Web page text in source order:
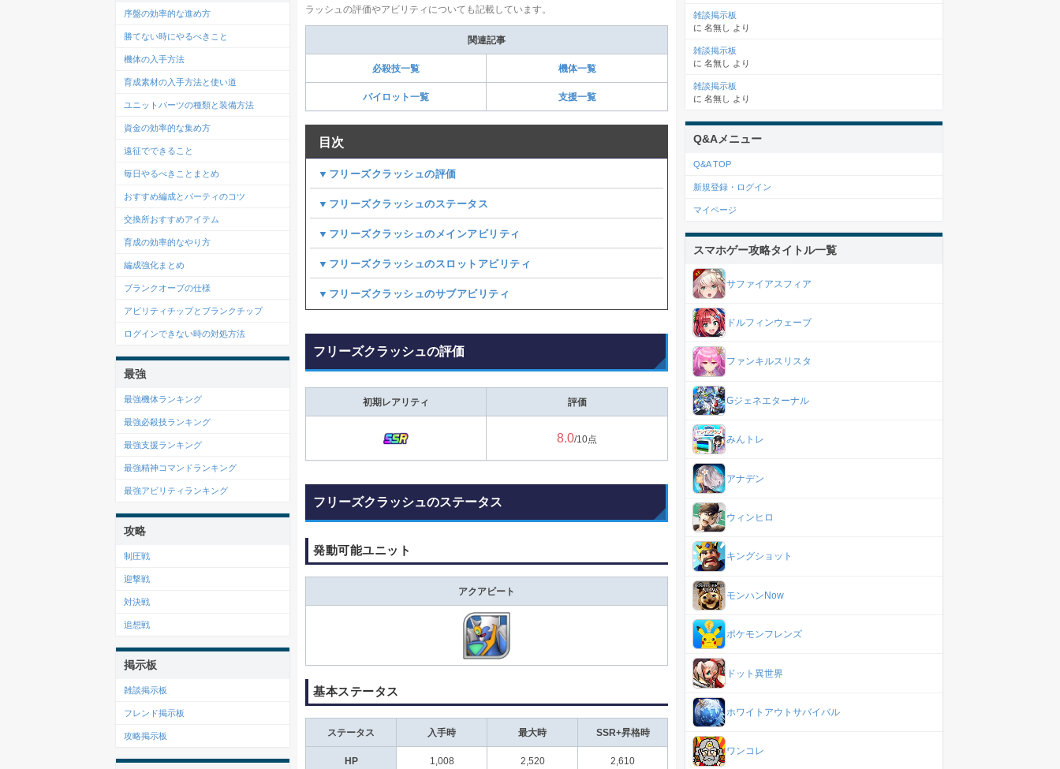
ラッシュの評価やアビリティについても記載しています。
関連記事
必殺技一覧 機体一覧
パイロット一覧 支援一覧
目次
▼フリーズクラッシュの評価
▼フリーズクラッシュのステータス
▼フリーズクラッシュのメインアビリティ
▼フリーズクラッシュのスロットアビリティ
▼フリーズクラッシュのサブアビリティ
フリーズクラッシュの評価
初期レアリティ 評価
8.0/10点
フリーズクラッシュのステータス
発動可能ユニット
アクアビート
基本ステータス
ステータス 入手時 最大時 SSR+昇格時
HP 1,008 2,520 2,610
序盤の効率的な進め方
勝てない時にやるべきこと
機体の入手方法
育成素材の入手方法と使い道
ユニットパーツの種類と装備方法
資金の効率的な集め方
遠征でできること
毎日やるべきことまとめ
おすすめ編成とパーティのコツ
交換所おすすめアイテム
育成の効率的なやり方
編成強化まとめ
ブランクオーブの仕様
アビリティチップとブランクチップ
ログインできない時の対処方法
最強
最強機体ランキング
最強必殺技ランキング
最強支援ランキング
最強精神コマンドランキング
最強アビリティランキング
攻略
制圧戦
迎撃戦
対決戦
追想戦
掲示板
雑談掲示板
フレンド掲示板
攻略掲示板
雑談掲示板
に 名無し より
雑談掲示板
に 名無し より
雑談掲示板
に 名無し より
Q&Aメニュー
Q&A TOP
新規登録・ログイン
マイページ
スマホゲー攻略タイトル一覧
サファイアスフィア
ドルフィンウェーブ
ファンキルスリスタ
Gジェネエターナル
みんトレ
アナデン
ウィンヒロ
キングショット
モンハンNow
ポケモンフレンズ
ドット異世界
ホワイトアウトサバイバル
ワンコレ